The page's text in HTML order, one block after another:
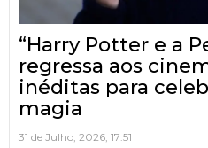
“Harry Potter e a
regressa aos
inéditas para
magia
31 de Julho, 2026, 17:51